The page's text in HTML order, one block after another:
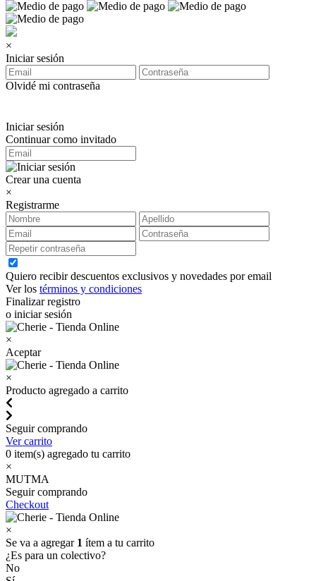
×
Iniciar sesión
Olvidé mi contraseña
Iniciar sesión
Continuar como invitado
Crear una cuenta
×
Registrarme
Quiero recibir descuentos exclusivos y novedades por email
Ver los términos y condiciones
Finalizar registro
o iniciar sesión
×
Aceptar
×
Producto agregado a carrito
Seguir comprando
Ver carrito
0 item(s) agregado tu carrito
×
MUTMA
Seguir comprando
Checkout
×
Se va a agregar 1 ítem a tu carrito
¿Es para un colectivo?
No